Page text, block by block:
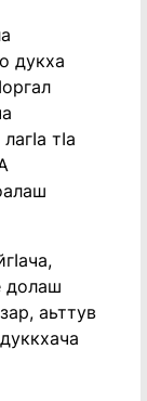
дукха
тIа
долаш
аьттув